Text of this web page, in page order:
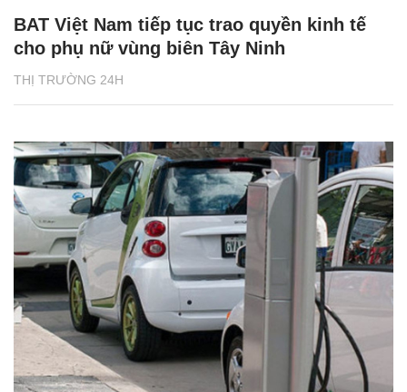
THỊ TRƯỜNG 24H
BAT Việt Nam tiếp tục trao quyền kinh tế
cho phụ nữ vùng biên Tây Ninh